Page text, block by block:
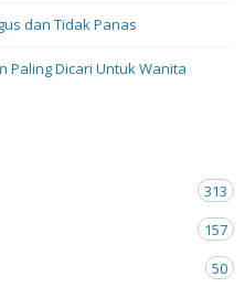
dan Tidak Panas
Paling Dicari Untuk Wanita
313
157
50